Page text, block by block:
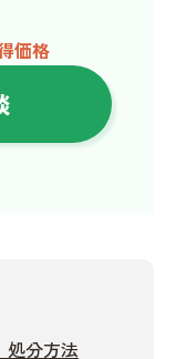
価格
処分方法